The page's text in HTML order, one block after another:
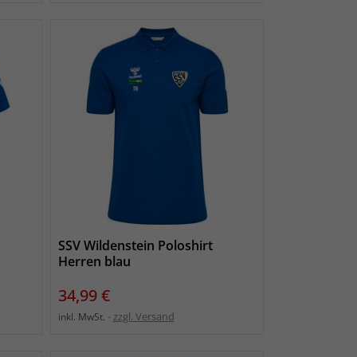
SSV Wildenstein Poloshirt
Herren blau
Preis
34,99 €
inkl. MwSt. zzgl. Versand